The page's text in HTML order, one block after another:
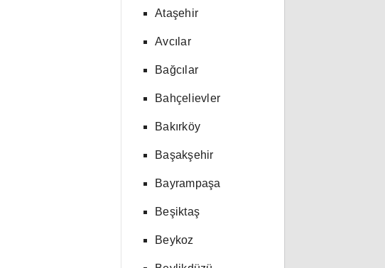
Ataşehir
Avcılar
Bağcılar
Bahçelievler
Bakırköy
Başakşehir
Bayrampaşa
Beşiktaş
Beykoz